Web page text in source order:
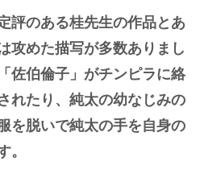
評のある桂先生の作品とあ
攻めた描写が多数ありまし
佐伯倫子」がチンピラに絡
れたり、純太の幼なじみの
を脱いで純太の手を自身の
。